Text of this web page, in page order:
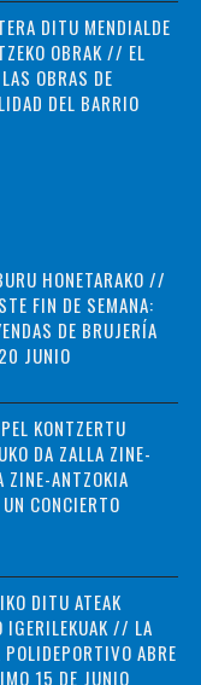
DITU MENDIALDE
OBRAK // EL
OBRAS DE
DEL BARRIO
HONETARAKO //
FIN DE SEMANA:
DE BRUJERÍA
JUNIO
KONTZERTU
DA ZALLA ZINE-
ZINE-ANTZOKIA
CONCIERTO
DITU ATEAK
IGERILEKUAK // LA
ABRE
15 DE JUNIO